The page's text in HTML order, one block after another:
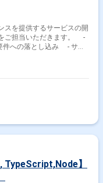
スを提供するサービスの開
ご担当いただきます。 -
件への落とし込み - サー
TypeScript,Node】